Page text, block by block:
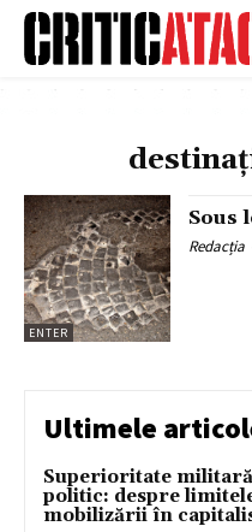
ENTER
Sous
Redacția
Ultimele
Superioritate
politic: despre
mobilizării în